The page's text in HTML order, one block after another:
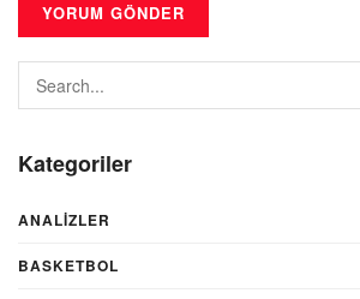
Kategoriler
ANALIZLER
BASKETBOL